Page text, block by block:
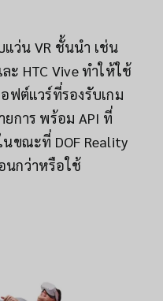
แว่น VR ชั้นนำ เช่น
ะ HTC Vive ทำให้ใช้
ฟต์แวร์ที่รองรับเกม
การ พร้อม API ที่
ขณะที่ DOF Reality
นกว่าหรือใช้